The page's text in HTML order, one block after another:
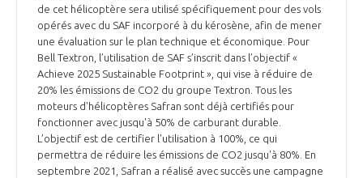
de cet hélicoptère sera utilisé spécifiquement pour des vols
opérés avec du SAF incorporé à du kérosène, afin de mener
une évaluation sur le plan technique et économique. Pour
Bell Textron, l’utilisation de SAF s’inscrit dans l’objectif «
Achieve 2025 Sustainable Footprint », qui vise à réduire de
20% les émissions de CO2 du groupe Textron. Tous les
moteurs d'hélicoptères Safran sont déjà certifiés pour
fonctionner avec jusqu'à 50% de carburant durable.
L’objectif est de certifier l'utilisation à 100%, ce qui
permettra de réduire les émissions de CO2 jusqu'à 80%. En
septembre 2021, Safran a réalisé avec succès une campagne